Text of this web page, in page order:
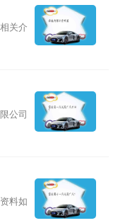
关介
公司
料如